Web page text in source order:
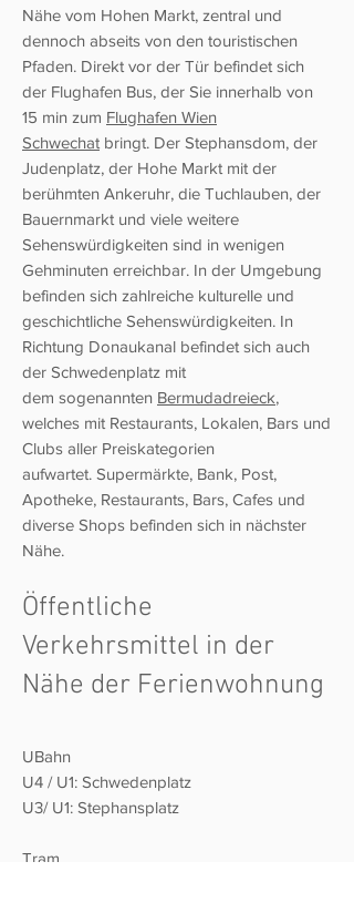
Nähe vom Hohen Markt, zentral und
dennoch abseits von den touristischen
Pfaden. Direkt vor der Tür befindet sich
der Flughafen Bus, der Sie innerhalb von
15 min zum Flughafen Wien
Schwechat bringt. Der Stephansdom, der
Judenplatz, der Hohe Markt mit der
berühmten Ankeruhr, die Tuchlauben, der
Bauernmarkt und viele weitere
Sehenswürdigkeiten sind in wenigen
Gehminuten erreichbar. In der Umgebung
befinden sich zahlreiche kulturelle und
geschichtliche Sehenswürdigkeiten. In
Richtung Donaukanal befindet sich auch
der Schwedenplatz mit
dem sogenannten Bermudadreieck,
welches mit Restaurants, Lokalen, Bars und
Clubs aller Preiskategorien
aufwartet. Supermärkte, Bank, Post,
Apotheke, Restaurants, Bars, Cafes und
diverse Shops befinden sich in nächster
Nähe.
Öffentliche
Verkehrsmittel in der
Nähe der Ferienwohnung
UBahn
U4 / U1: Schwedenplatz
U3/ U1: Stephansplatz
Tram